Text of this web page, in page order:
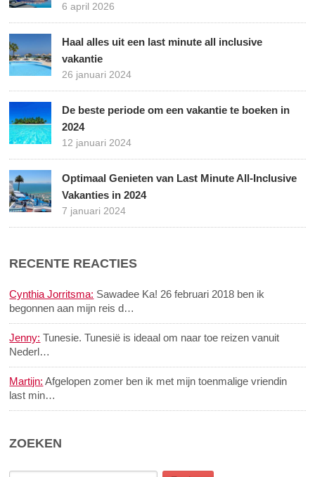
6 april 2026
Haal alles uit een last minute all inclusive
vakantie
26 januari 2024
De beste periode om een vakantie te boeken in
2024
12 januari 2024
Optimaal Genieten van Last Minute All-Inclusive
Vakanties in 2024
7 januari 2024
RECENTE REACTIES
Cynthia Jorritsma: Sawadee Ka! 26 februari 2018 ben ik
begonnen aan mijn reis d…
Jenny: Tunesie. Tunesië is ideaal om naar toe reizen vanuit
Nederl…
Martijn: Afgelopen zomer ben ik met mijn toenmalige vriendin
last min…
ZOEKEN